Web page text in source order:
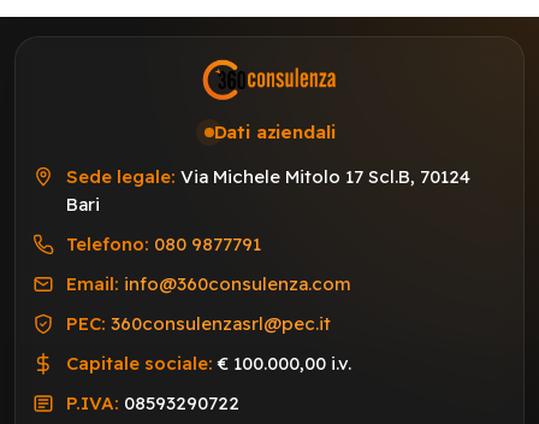
Dati aziendali
Sede legale: Via Michele Mitolo 17 Scl.B, 70124
Bari
Telefono: 080 9877791
Email: info@360consulenza.com
PEC: 360consulenzasrl@pec.it
Capitale sociale: € 100.000,00 i.v.
P.IVA: 08593290722